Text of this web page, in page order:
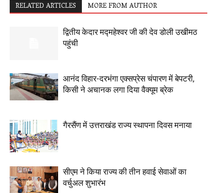
RELATED ARTICLES MORE FROM AUTHOR
द्वितीय केदार मद्महेश्वर जी की देव डोली उखीमठ
पहुंची
आनंद विहार-दरभंगा एक्सप्रेस चंपारण में बेपटरी,
किसी ने अचानक लगा दिया वैक्यूम ब्रेक
गैरसैंण में उत्तराखंड राज्य स्थापना दिवस मनाया
सीएम ने किया राज्य की तीन हवाई सेवाओं का
वर्चुअल शुभारंभ